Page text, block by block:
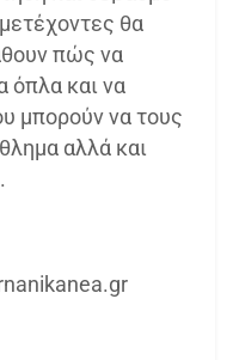
θα
πώς να
όπλα και να
μπορούν να τους
αλλά και